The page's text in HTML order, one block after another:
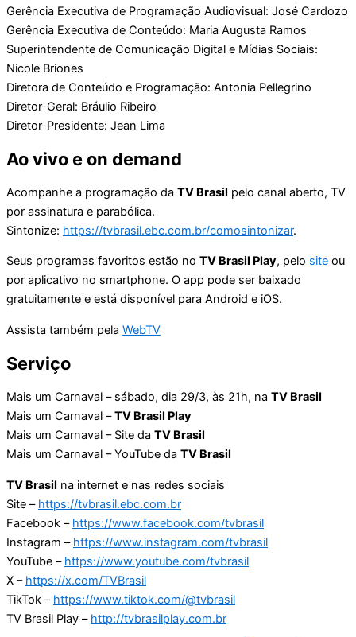
Gerência Executiva de Programação Audiovisual: José Cardozo
Gerência Executiva de Conteúdo: Maria Augusta Ramos
Superintendente de Comunicação Digital e Mídias Sociais:
Nicole Briones
Diretora de Conteúdo e Programação: Antonia Pellegrino
Diretor-Geral: Bráulio Ribeiro
Diretor-Presidente: Jean Lima
Ao vivo e on demand
Acompanhe a programação da TV Brasil pelo canal aberto, TV
por assinatura e parabólica.
Sintonize: https://tvbrasil.ebc.com.br/comosintonizar.
Seus programas favoritos estão no TV Brasil Play, pelo site ou
por aplicativo no smartphone. O app pode ser baixado
gratuitamente e está disponível para Android e iOS.
Assista também pela WebTV
Serviço
Mais um Carnaval – sábado, dia 29/3, às 21h, na TV Brasil
Mais um Carnaval –TV Brasil Play
Mais um Carnaval – Site da TV Brasil
Mais um Carnaval – YouTube da TV Brasil
TV Brasil na internet e nas redes sociais
Site – https://tvbrasil.ebc.com.br
Facebook – https://www.facebook.com/tvbrasil
Instagram – https://www.instagram.com/tvbrasil
YouTube – https://www.youtube.com/tvbrasil
X – https://x.com/TVBrasil
TikTok – https://www.tiktok.com/@tvbrasil
TV Brasil Play – http://tvbrasilplay.com.br